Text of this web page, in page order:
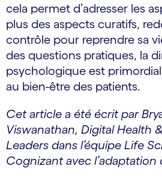
cela permet d’adresser les
plus des aspects curatifs,
contrôle pour reprendre sa
des questions pratiques, la
psychologique est
au bien-être des patients.
Cet article a été écrit par
Viswanathan, Digital Health
Leaders dans l’équipe Life
Cognizant avec l’adaptation